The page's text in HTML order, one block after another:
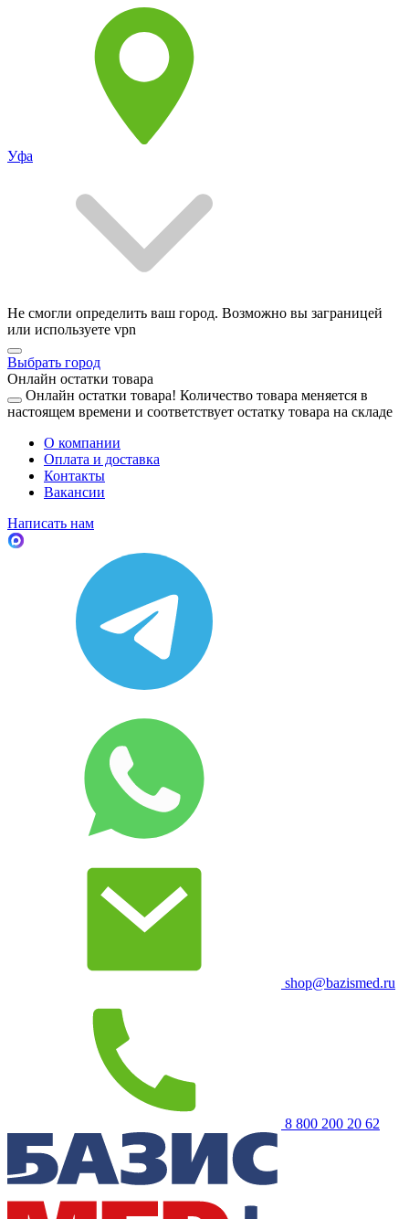
Уфа
Не смогли определить ваш город. Возможно вы заграницей
или используете vpn
Выбрать город
Онлайн остатки товара
Онлайн остатки товара! Количество товара меняется в
настоящем времени и соответствует остатку товара на складе
О компании
Оплата и доставка
Контакты
Вакансии
Написать нам
shop@bazismed.ru
8 800 200 20 62